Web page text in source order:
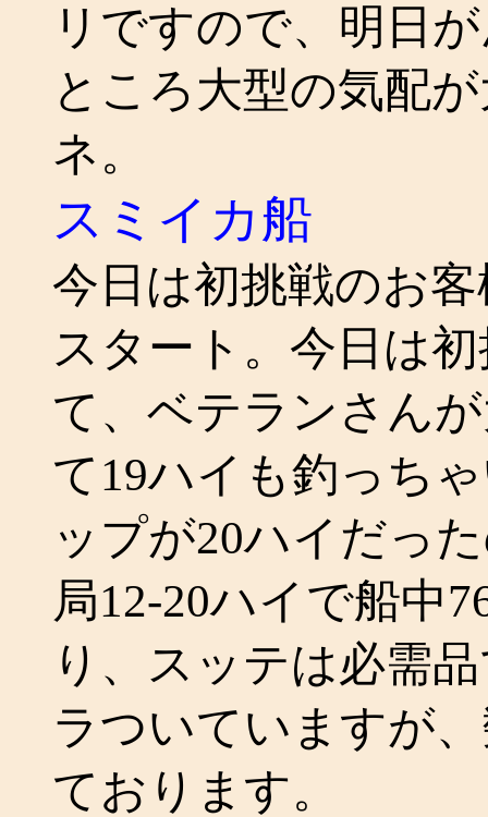
リですので、明日
ところ大型の気配
ネ。
スミイカ船
今日は初挑戦のお
スタート。今日は
て、ベテランさん
て19ハイも釣っち
ップが20ハイだっ
局12-20ハイで船中
り、スッテは必需
ラついていますが
ております。